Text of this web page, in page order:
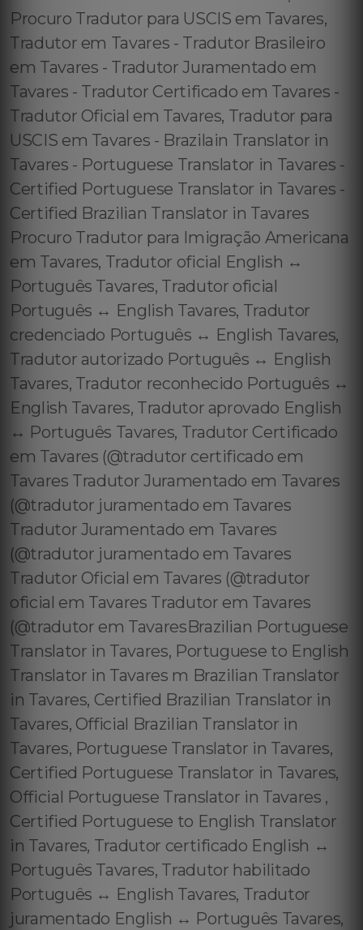
Procuro Tradutor para USCIS em Tavares,
Tradutor em Tavares - Tradutor Brasileiro
em Tavares - Tradutor Juramentado em
Tavares - Tradutor Certificado em Tavares -
Tradutor Oficial em Tavares, Tradutor para
USCIS em Tavares - Brazilain Translator in
Tavares - Portuguese Translator in Tavares -
Certified Portuguese Translator in Tavares -
Certified Brazilian Translator in Tavares
Procuro Tradutor para Imigração Americana
em Tavares, Tradutor oficial English ↔️
Português Tavares, Tradutor oficial
Português ↔️ English Tavares, Tradutor
credenciado Português ↔️ English Tavares,
Tradutor autorizado Português ↔️ English
Tavares, Tradutor reconhecido Português ↔️
English Tavares, Tradutor aprovado English
↔️ Português Tavares, Tradutor Certificado
em Tavares (@tradutor certificado em
Tavares Tradutor Juramentado em Tavares
(@tradutor juramentado em Tavares
Tradutor Juramentado em Tavares
(@tradutor juramentado em Tavares
Tradutor Oficial em Tavares (@tradutor
oficial em Tavares Tradutor em Tavares
(@tradutor em TavaresBrazilian Portuguese
Translator in Tavares, Portuguese to English
Translator in Tavares m Brazilian Translator
in Tavares, Certified Brazilian Translator in
Tavares, Official Brazilian Translator in
Tavares, Portuguese Translator in Tavares,
Certified Portuguese Translator in Tavares,
Official Portuguese Translator in Tavares ,
Certified Portuguese to English Translator
in Tavares, Tradutor certificado English ↔️
Português Tavares, Tradutor habilitado
Português ↔️ English Tavares, Tradutor
juramentado English ↔️ Português Tavares,